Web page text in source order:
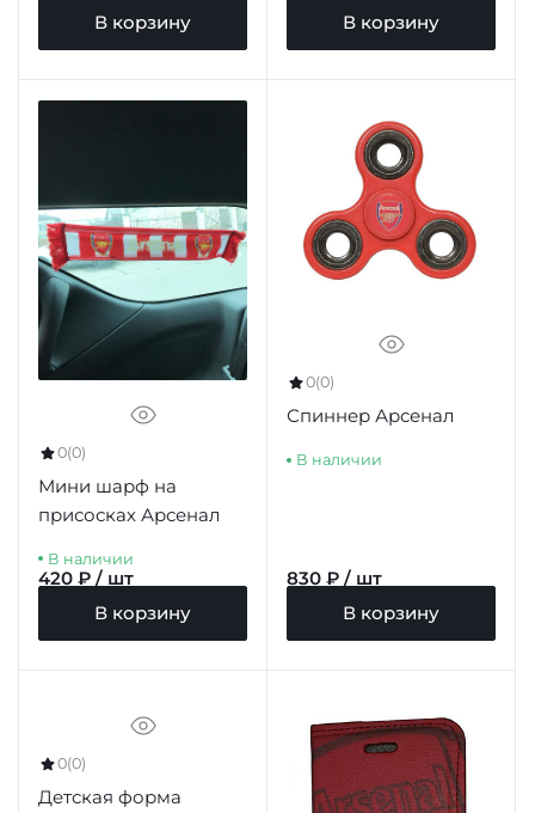
В корзину
В корзину
0(0)
Мини шарф на
присосках Арсенал
В наличии
420 ₽ / шт
В корзину
0(0)
Спиннер Арсенал
В наличии
830 ₽ / шт
В корзину
0(0)
Детская форма